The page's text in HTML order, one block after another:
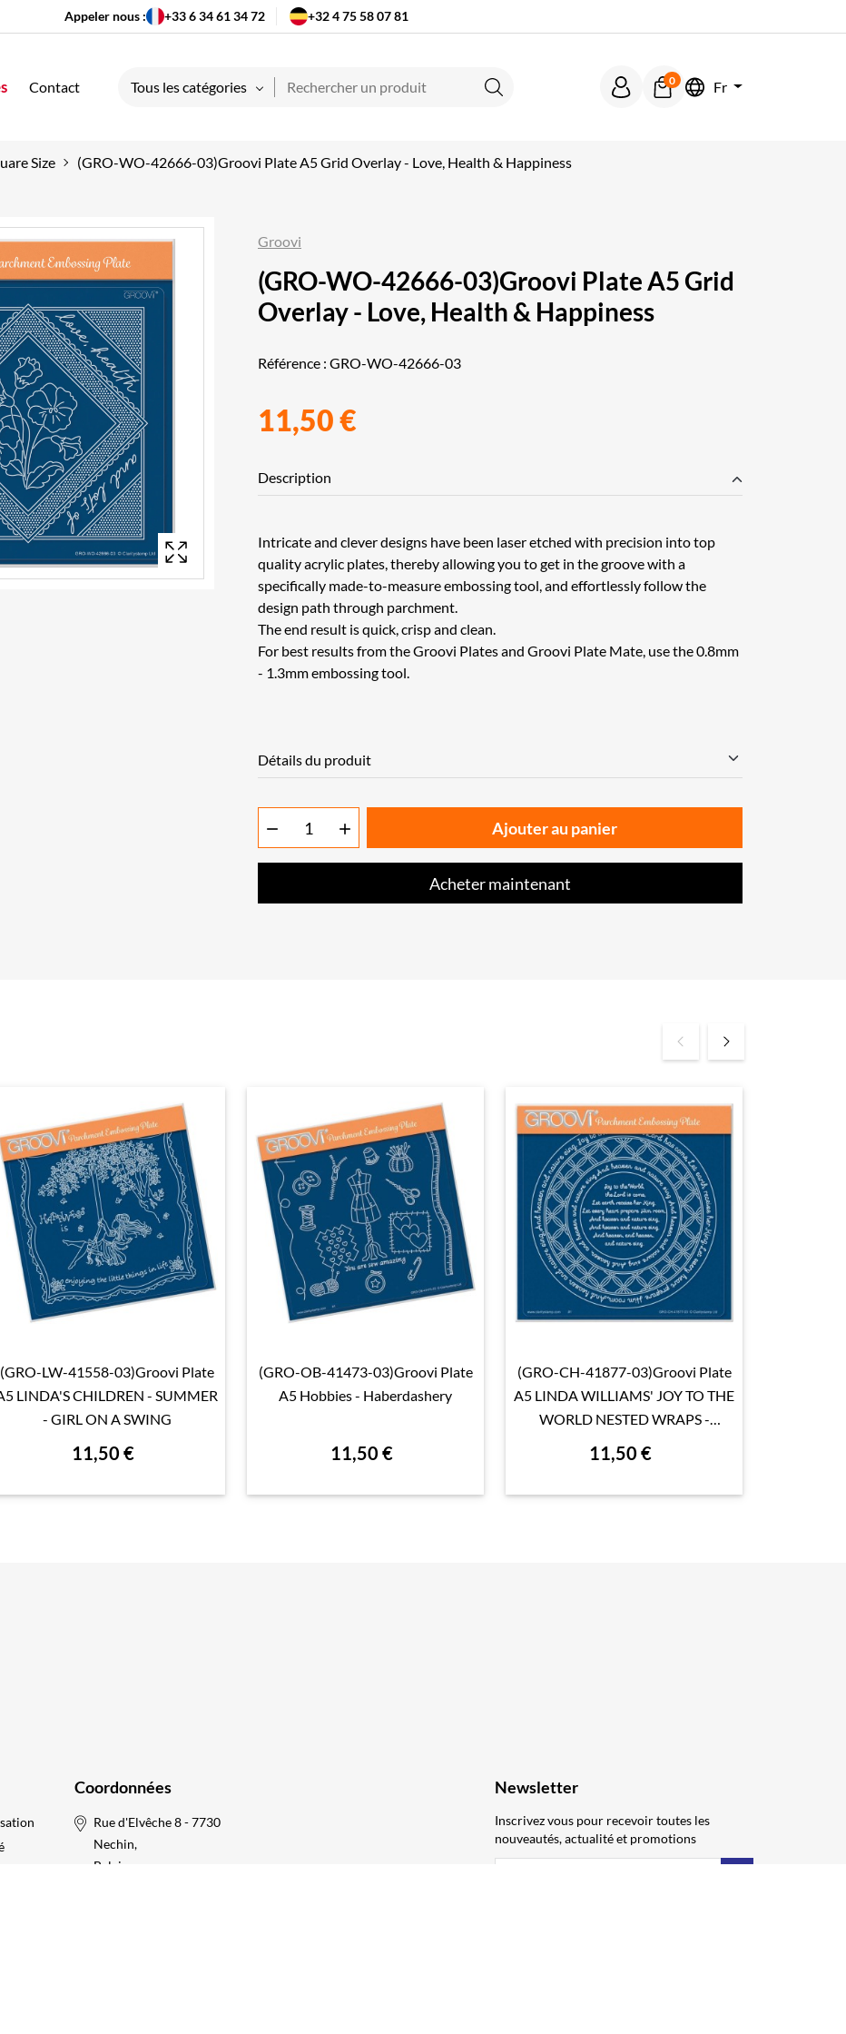
Appeler nous : +33 6 34 61 34 72 +32 4 75 58 07 81
Contact Tous les catégories
Rechercher
0 Fr
Size (GRO-WO-42666-03)Groovi Plate A5 Grid Overlay - Love, Health & Happiness
Groovi
(GRO-WO-42666-03)Groovi Plate A5 Grid
Overlay - Love, Health & Happiness
Référence : GRO-WO-42666-03
11,50 €
Description
Intricate and clever designs have been laser etched with precision into top
quality acrylic plates, thereby allowing you to get in the groove with a
specifically made-to-measure embossing tool, and effortlessly follow the
design path through parchment.
The end result is quick, crisp and clean.
For best results from the Groovi Plates and Groovi Plate Mate, use the 0.8mm
- 1.3mm embossing tool.
Détails du produit
  Ajouter au panier
Acheter maintenant
 Aperçu rapide
(GRO-LW-41558-03)Groovi Plate
LINDA'S CHILDREN - SUMMER
- GIRL ON A SWING
11,50 €
 Aperçu rapide
(GRO-OB-41473-03)Groovi Plate
A5 Hobbies - Haberdashery
11,50 €
 Aperçu rapide
(GRO-CH-41877-03)Groovi Plate
A5 LINDA WILLIAMS' JOY TO THE
WORLD NESTED WRAPS -
CHRISTMAS TREASURES
11,50 €
Coordonnées
Rue d'Elvêche 8 - 7730
Nechin,
Belgique
Newsletter
Inscrivez vous pour recevoir toutes les
nouveautés, actualité et promotions